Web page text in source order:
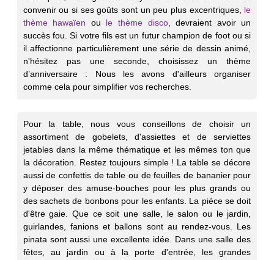
convenir ou si ses goûts sont un peu plus excentriques, le
thème hawaïen ou le thème disco, devraient avoir un
succès fou. Si votre fils est un futur champion de foot ou si
il affectionne particulièrement une série de dessin animé,
n'hésitez pas une seconde, choisissez un thème
d’anniversaire : Nous les avons d'ailleurs organiser
comme cela pour simplifier vos recherches.
Pour la table, nous vous conseillons de choisir un
assortiment de gobelets, d'assiettes et de serviettes
jetables dans la même thématique et les mêmes ton que
la décoration. Restez toujours simple ! La table se décore
aussi de confettis de table ou de feuilles de bananier pour
y déposer des amuse-bouches pour les plus grands ou
des sachets de bonbons pour les enfants. La pièce se doit
d'être gaie. Que ce soit une salle, le salon ou le jardin,
guirlandes, fanions et ballons sont au rendez-vous. Les
pinata sont aussi une excellente idée. Dans une salle des
fêtes, au jardin ou à la porte d'entrée, les grandes